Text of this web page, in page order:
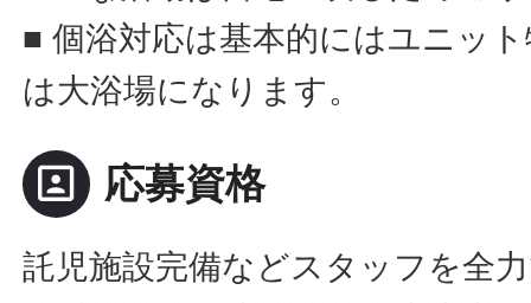
■ 個浴対応は基本的にはユニッ
は大浴場になります。
portrait 応募資格
託児施設完備などスタッフを全